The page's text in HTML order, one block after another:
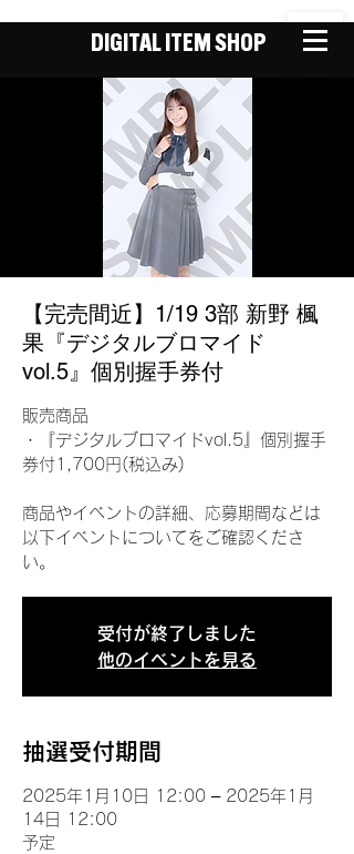
DIGITAL ITEM SHOP
【完売間近】1/19 3部 新野 楓
果『デジタルブロマイド
vol.5』個別握手券付
販売商品
・『デジタルブロマイドvol.5』個別握手
券付1,700円(税込み)
商品やイベントの詳細、応募期間などは
以下イベントについてをご確認くださ
い。
受付が終了しました
他のイベントを見る
抽選受付期間
2025年1月10日 12:00 – 2025年1月
14日 12:00
予定